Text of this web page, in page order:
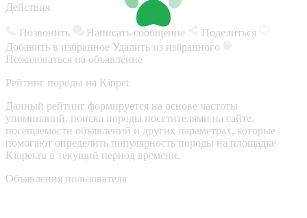
Действия
Позвонить Написать сообщение
Поделиться
Добавить в избранное Удалить из избранного
Пожаловаться на объявление
Рейтинг породы на Kinpet
Данный рейтинг формируется на основе частоты
упоминаний, поиска породы посетителями на сайте,
посещаемости объявлений и других параметрах, которые
помогают определить популярность породы на площадке
Kinpet.ru в текущий период времени.
Объявления пользователя